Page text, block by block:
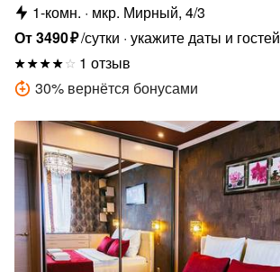
1-комн.
мкр. Мирный, 4/3
От3490₽/сутки укажите даты и гостей
1 отзыв
30% вернётся бонусами